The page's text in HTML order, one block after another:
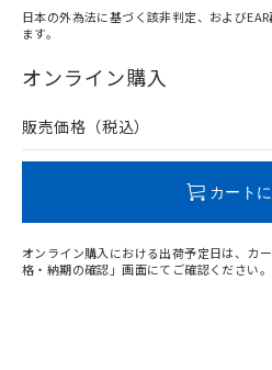
在庫等で未対応品が混在する可
問い合わせください。
日本の外為法に基づく該非判定、および
ます。
オンライン購入
販売価格（税込）
カート
オンライン購入における出荷予定日は、カ
格・納期の確認」画面にてご確認ください。